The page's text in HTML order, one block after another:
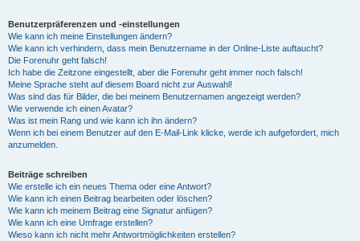
Benutzerpräferenzen und -einstellungen
Wie kann ich meine Einstellungen ändern?
Wie kann ich verhindern, dass mein Benutzername in der Online-Liste auftaucht?
Die Forenuhr geht falsch!
Ich habe die Zeitzone eingestellt, aber die Forenuhr geht immer noch falsch!
Meine Sprache steht auf diesem Board nicht zur Auswahl!
Was sind das für Bilder, die bei meinem Benutzernamen angezeigt werden?
Wie verwende ich einen Avatar?
Was ist mein Rang und wie kann ich ihn ändern?
Wenn ich bei einem Benutzer auf den E-Mail-Link klicke, werde ich aufgefordert, mich
anzumelden.
Beiträge schreiben
Wie erstelle ich ein neues Thema oder eine Antwort?
Wie kann ich einen Beitrag bearbeiten oder löschen?
Wie kann ich meinem Beitrag eine Signatur anfügen?
Wie kann ich eine Umfrage erstellen?
Wieso kann ich nicht mehr Antwortmöglichkeiten erstellen?